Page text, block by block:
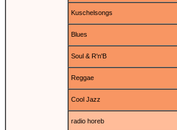
Kuschelsongs
Blues
Soul & R'n'B
Reggae
Cool Jazz
radio horeb